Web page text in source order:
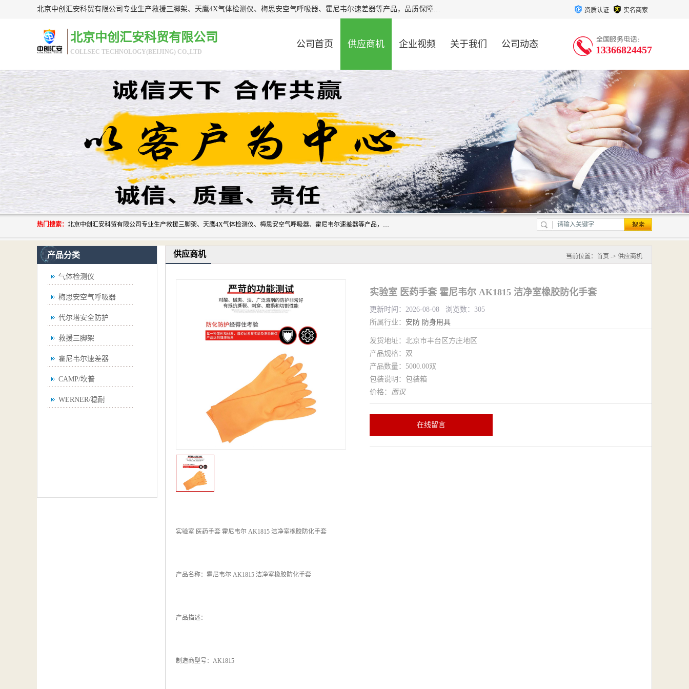
北京中创汇安科贸有限公司专业生产救援三脚架、天鹰4X气体检测仪、梅思安空气呼吸器、霍尼韦尔速差器等产品，品质保障，价格合理，欢迎在线致电咨询。 资质认证 实名商家
北京中创汇安科贸有限公司
COLLSEC TECHNOLOGY(BEIJING) CO.,LTD
公司首页 供应商机 企业视频 关于我们 公司动态 13366824457
热门搜索： 北京中创汇安科贸有限公司专业生产救援三脚架、天鹰4X气体检测仪、梅思安空气呼吸器、霍尼韦尔速差器等产品，品质保障，价格合理，欢迎在线致电咨询。
产品分类
气体检测仪
梅思安空气呼吸器
代尔塔安全防护
救援三脚架
霍尼韦尔速差器
CAMP/坎普
WERNER/稳耐
供应商机 当前位置： 首页 -> 供应商机
实验室 医药手套 霍尼韦尔 AK1815 洁净室橡胶防化手套
更新时间：2026-08-08 浏览数：305
所属行业： 安防 防身用具
发货地址：北京市丰台区方庄地区
产品规格：双
产品数量：5000.00双
包装说明：包装箱
价格： 面议
在线留言
实验室 医药手套 霍尼韦尔 AK1815 洁净室橡胶防化手套
产品名称：霍尼韦尔 AK1815 洁净室橡胶防化手套
产品描述：
制造商型号：AK1815